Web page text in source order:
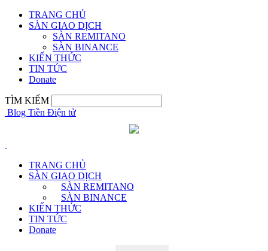
TRANG CHỦ
SÀN GIAO DỊCH
SÀN REMITANO
SÀN BINANCE
KIẾN THỨC
TIN TỨC
Donate
Hoan nghênh!
đăng nhập vào tài khoản của bạn
Tài khoản
Quên mật khẩu?
TÌM KIẾM
Blog Tiền Điện tử
TRANG CHỦ
SÀN GIAO DỊCH
SÀN REMITANO
SÀN BINANCE
KIẾN THỨC
TIN TỨC
Donate